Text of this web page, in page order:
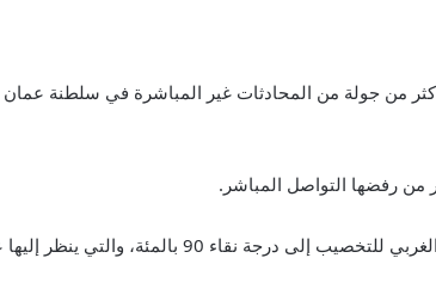
من جولة من المحادثات غير المباشرة في سلطنة
من رفضها التواصل المباشر.
للتخصيب إلى درجة نقاء 90 بالمئة، والتي ينظر